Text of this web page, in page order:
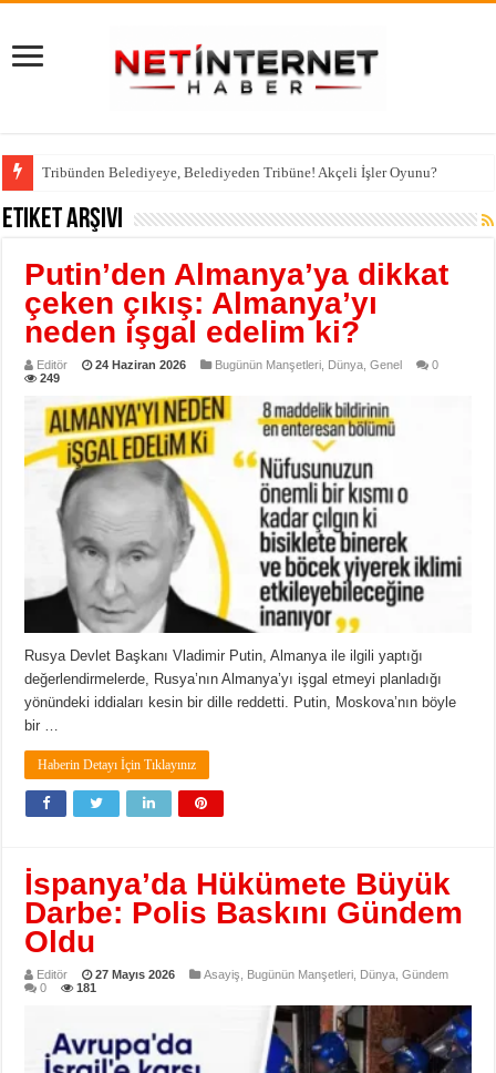
Tribünden Belediyeye, Belediyeden Tribüne! Akçeli İşler Oyunu?
Etiket Arşivi
Putin’den Almanya’ya dikkat
çeken çıkış: Almanya’yı
neden işgal edelim ki?
Editör 24 Haziran 2026 Bugünün Manşetleri Dünya ,Genel
0
249
Rusya Devlet Başkanı Vladimir Putin, Almanya ile ilgili yaptığı
değerlendirmelerde, Rusya’nın Almanya’yı işgal etmeyi planladığı
yönündeki iddiaları kesin bir dille reddetti. Putin, Moskova’nın böyle
bir …
Haberin Detayı İçin Tıklayınız
İspanya’da Hükümete Büyük
Darbe: Polis Baskını Gündem
Oldu
Editör 27 Mayıs 2026 Asayiş, Bugünün Manşetleri, Dünya,Gündem
0
181